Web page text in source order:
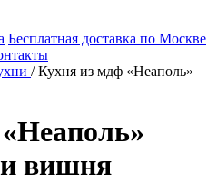
Бесплатная доставка по Москве
/Кухня из мдф «Неаполь»
и вишня